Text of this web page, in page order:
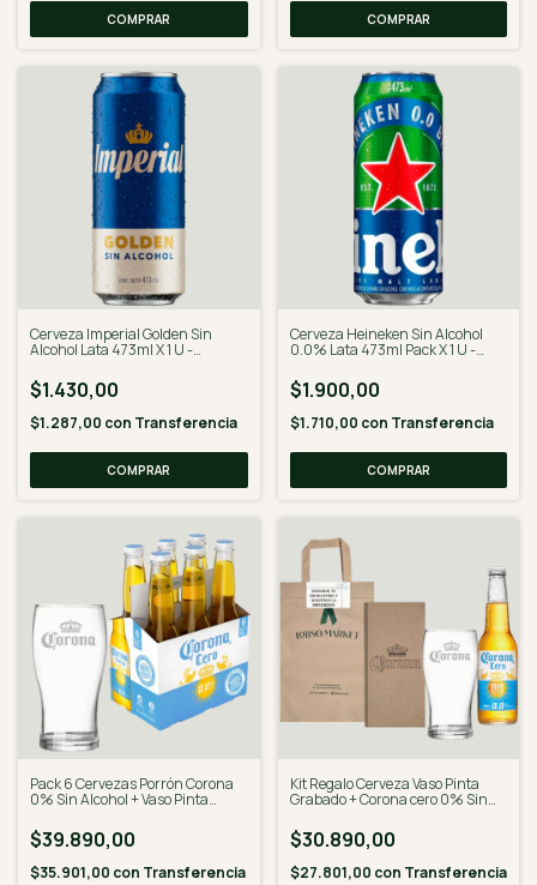
Cerveza Imperial Golden Sin
Alcohol Lata 473ml X 1 U -
$1.430,00
$1.287,00 con Transferencia
Cerveza Heineken Sin Alcohol
0.0% Lata 473ml Pack X 1 U -
$1.900,00
$1.710,00 con Transferencia
Pack 6 Cervezas Porrón Corona
0% Sin Alcohol + Vaso Pinta
$39.890,00
$35.901,00 con Transferencia
Kit Regalo Cerveza Vaso Pinta
Grabado + Corona cero 0% Sin
$30.890,00
$27.801,00 con Transferencia